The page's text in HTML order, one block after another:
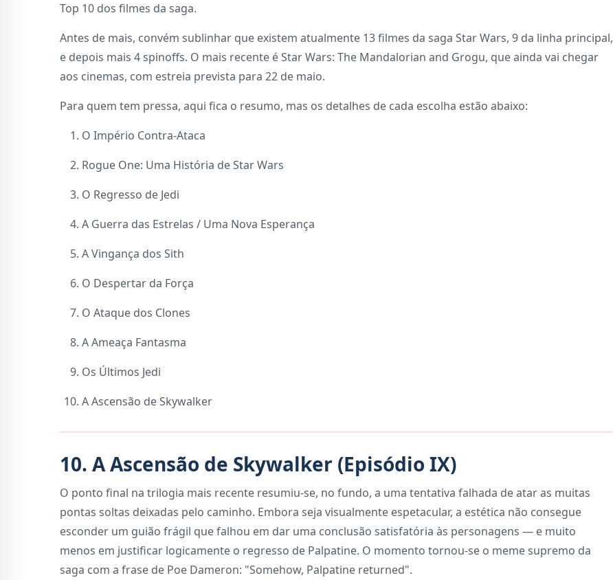
Top 10 dos filmes da saga.
Antes de mais, convém sublinhar que existem atualmente 13 filmes da saga Star Wars, 9 da linha principal,
e depois mais 4 spinoffs. O mais recente é Star Wars: The Mandalorian and Grogu, que ainda vai chegar
aos cinemas, com estreia prevista para 22 de maio.
Para quem tem pressa, aqui fica o resumo, mas os detalhes de cada escolha estão abaixo:
O Império Contra-Ataca
Rogue One: Uma História de Star Wars
O Regresso de Jedi
A Guerra das Estrelas / Uma Nova Esperança
A Vingança dos Sith
O Despertar da Força
O Ataque dos Clones
A Ameaça Fantasma
Os Últimos Jedi
A Ascensão de Skywalker
10. A Ascensão de Skywalker (Episódio IX)
O ponto final na trilogia mais recente resumiu-se, no fundo, a uma tentativa falhada de atar as muitas
pontas soltas deixadas pelo caminho. Embora seja visualmente espetacular, a estética não consegue
esconder um guião frágil que falhou em dar uma conclusão satisfatória às personagens — e muito
menos em justificar logicamente o regresso de Palpatine. O momento tornou-se o meme supremo da
saga com a frase de Poe Dameron: "Somehow, Palpatine returned".